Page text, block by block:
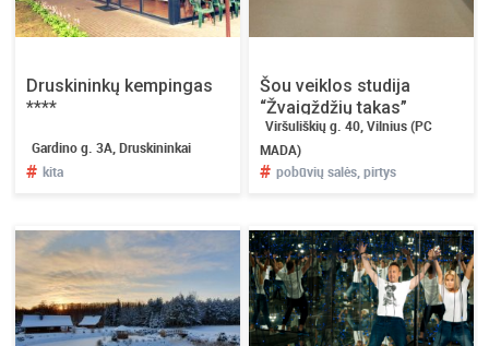
Druskininkų kempingas
****
Gardino g. 3A, Druskininkai
# kita
Šou veiklos studija
“Žvaigždžių takas”
Viršuliškių g. 40, Vilnius (PC
MADA)
# pobūvių salės, pirtys